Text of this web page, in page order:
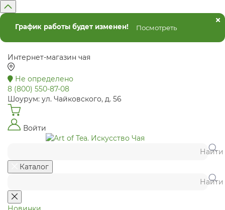
График работы будет изменен! Посмотреть
Интернет-магазин чая
Не определено
8 (800) 550-87-08
Шоурум: ул. Чайковского, д. 56
Войти
Найти
Каталог
Найти